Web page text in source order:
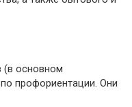
(в основном
профориентации. Они